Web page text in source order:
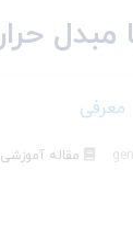
مبدل
معرفی
مقاله